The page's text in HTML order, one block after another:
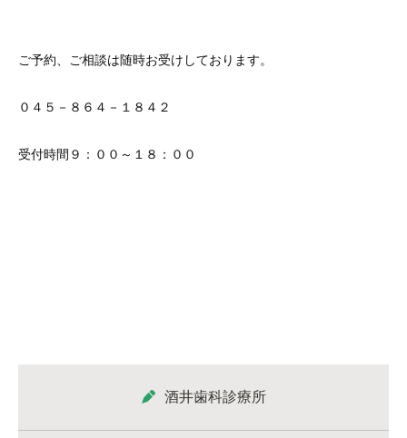
ご予約、ご相談は随時お受けしております。
０４５－８６４－１８４２
受付時間９：００～１８：００
酒井歯科診療所